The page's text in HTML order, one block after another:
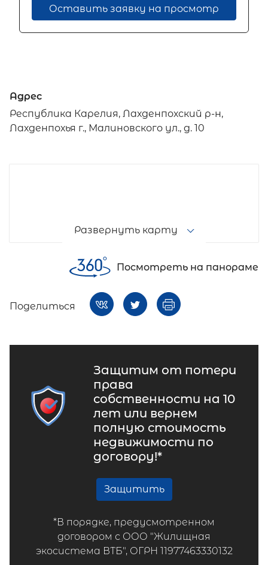
Оставить заявку на просмотр
Адрес
Республика Карелия, Лахденпохский р-н,
Лахденпохья г., Малиновского ул., д. 10
Развернуть карту
Посмотреть на панораме
Поделиться
Защитим от потери
права
собственности на 10
лет или вернем
полную стоимость
недвижимости по
договору!*
Защитить
*В порядке, предусмотренном
договором с ООО "Жилищная
экосистема ВТБ", ОГРН 11977463330132